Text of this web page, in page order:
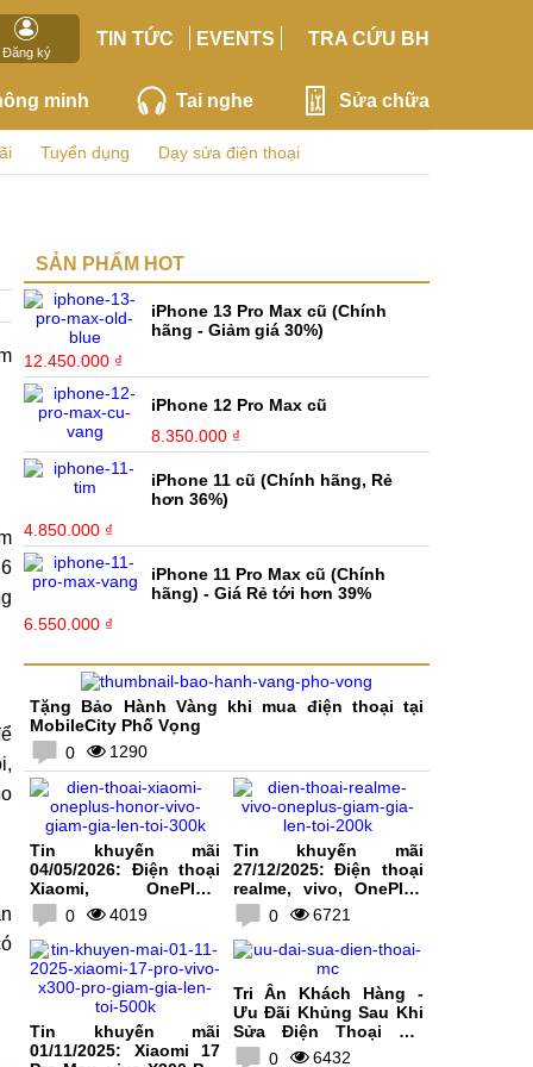
Đăng ký
TIN TỨC EVENTS TRA CỨU BH
minh Tai nghe Sửa chữa
Tuyển dụng Dạy sửa điện thoại
SẢN PHẨM HOT
iPhone 13 Pro Max cũ (Chính
hãng - Giảm giá 30%)
12.450.000 ₫
iPhone 12 Pro Max cũ
8.350.000 ₫
iPhone 11 cũ (Chính hãng, Rẻ
hơn 36%)
4.850.000 ₫
iPhone 11 Pro Max cũ (Chính
hãng) - Giá Rẻ tới hơn 39%
6.550.000 ₫
Tặng Bảo Hành Vàng khi mua điện thoại tại
MobileCity Phố Vọng
0
1290
Tin khuyến mãi
04/05/2026: Điện thoại
Xiaomi, OnePlus,
HONOR, vivo giảm giá
lên tới 300K
0 4019
Tin khuyến mãi
27/12/2025: Điện thoại
realme, vivo, OnePlus
giảm giá lên tới 200K
0 6721
Tin khuyến mãi
01/11/2025: Xiaomi 17
Tri Ân Khách Hàng -
Ưu Đãi Khủng Sau Khi
Sửa Điện Thoại Tại
MobileCity
0 6432